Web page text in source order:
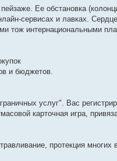
Ее обстановка
сервисах и лавках.
тож интернациональными
и бюджетов.
услуг". Вас
карточная игра,
протекция многих